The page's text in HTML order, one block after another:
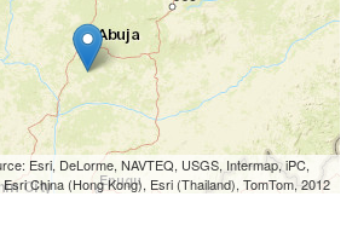
Esri, DeLorme, NAVTEQ, USGS, Intermap, iPC,
China (Hong Kong), Esri (Thailand), TomTom, 2012